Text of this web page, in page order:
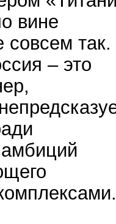
вине
совсем так.
– это